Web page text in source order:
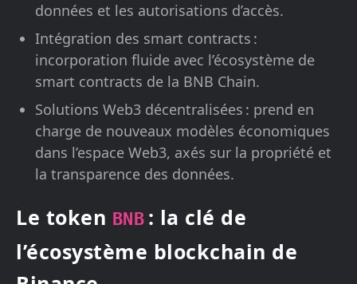
données et les autorisations d’accès.
Intégration des smart contracts :
incorporation fluide avec l’écosystème de
smart contracts de la BNB Chain.
Solutions Web3 décentralisées : prend en
charge de nouveaux modèles économiques
dans l’espace Web3, axés sur la propriété et
la transparence des données.
Le token BNB : la clé de
l’écosystème blockchain de